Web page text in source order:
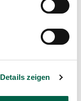
Details zeigen